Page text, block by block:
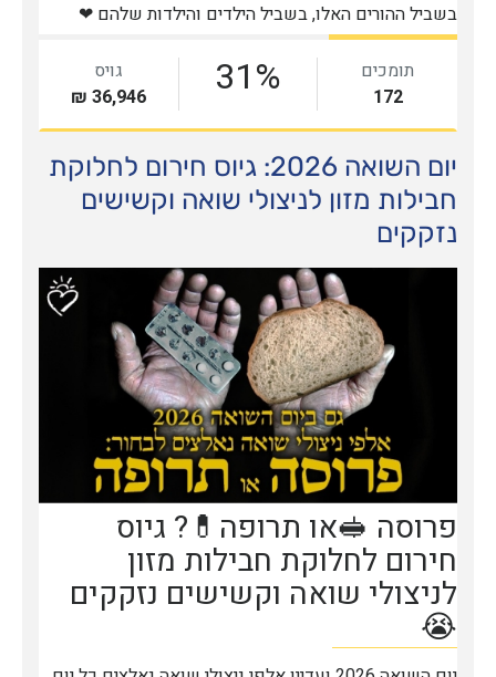
יום השואה 2026: גיוס חירום לחלוקת
חבילות מזון לניצולי שואה וקשישים
נזקקים